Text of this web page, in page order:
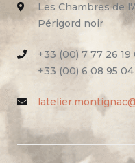
Les Chambres de
Périgord noir
+33 (00) 7 77 26 19
+33 (00) 6 08 95 04